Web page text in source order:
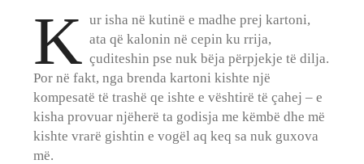
K ur isha në kutinë e madhe prej kartoni,
ata që kalonin në cepin ku rrija,
çuditeshin pse nuk bëja përpjekje të dilja.
Por në fakt, nga brenda kartoni kishte një
kompesatë të trashë qe ishte e vështirë të çahej – e
kisha provuar njëherë ta godisja me këmbë dhe më
kishte vrarë gishtin e vogël aq keq sa nuk guxova
më.